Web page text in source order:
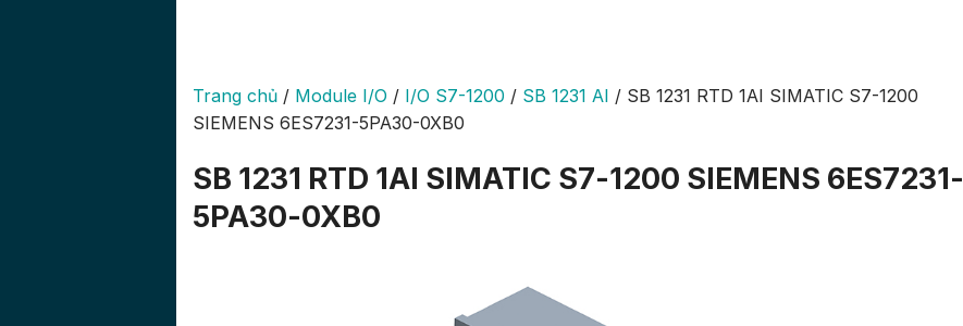
Trang chủ / Module I/O / I/O S7-1200 / SB 1231 AI / SB 1231 RTD 1AI SIMATIC S7-1200
SIEMENS 6ES7231-5PA30-0XB0
SB 1231 RTD 1AI SIMATIC S7-1200 SIEMENS 6ES7231-
5PA30-0XB0